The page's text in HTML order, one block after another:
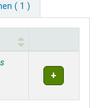
( 1 )